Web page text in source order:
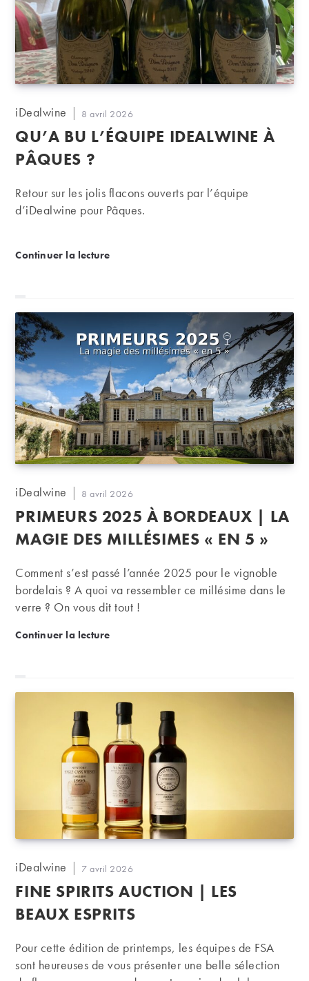
Auteur/autrice
la
publication :
iDealwine
Publication
publiée :
8 avril 2026
QU’A BU L’ÉQUIPE IDEALWINE À
PÂQUES ?
Retour sur les jolis flacons ouverts par l’équipe
d’iDealwine pour Pâques.
Continuer la lectureQu’a bu l’équipe iDealwine à Pâques ?
Auteur/autrice
la
publication :
iDealwine
Publication
publiée :
8 avril 2026
PRIMEURS 2025 À BORDEAUX | LA
MAGIE DES MILLÉSIMES « EN 5 »
Comment s’est passé l’année 2025 pour le vignoble
bordelais ? A quoi va ressembler ce millésime dans le
verre ? On vous dit tout !
Continuer la lecturePrimeurs 2025 à Bordeaux | La magie des
Auteur/autrice
la
publication :
iDealwine
Publication
7 avril 2026
FINE SPIRITS AUCTION | LES
BEAUX ESPRITS
Pour cette édition de printemps, les équipes de FSA
sont heureuses de vous présenter une belle sélection